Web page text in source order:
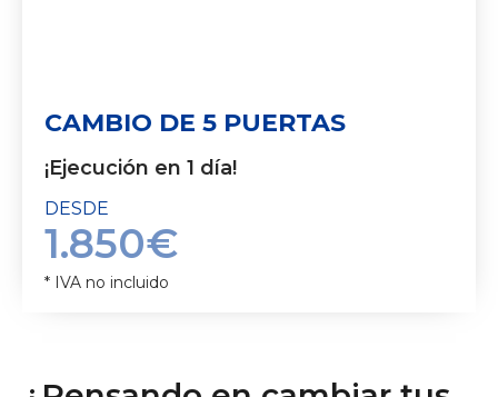
CAMBIO DE 5 PUERTAS
¡Ejecución en 1 día!
DESDE
1.850€
* IVA no incluido